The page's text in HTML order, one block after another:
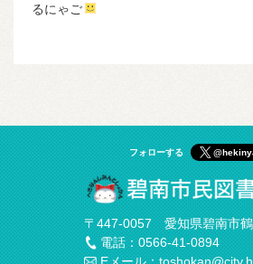
るにゃご
フォローする
〒447-0057 愛知県碧南市
電話：0566-41-0894